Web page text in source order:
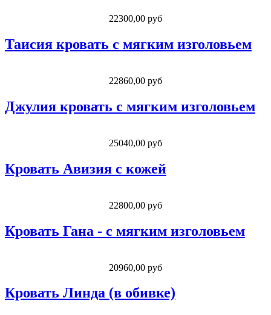
22300,00 руб
Таисия кровать с мягким изголовьем
22860,00 руб
Джулия кровать с мягким изголовьем
25040,00 руб
Кровать Авизия с кожей
22800,00 руб
Кровать Гана - с мягким изголовьем
20960,00 руб
Кровать Линда (в обивке)